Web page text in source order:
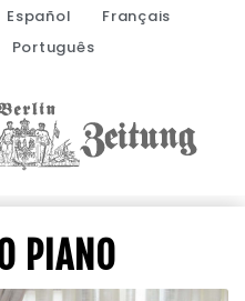
Español
Français
Português
PIANO